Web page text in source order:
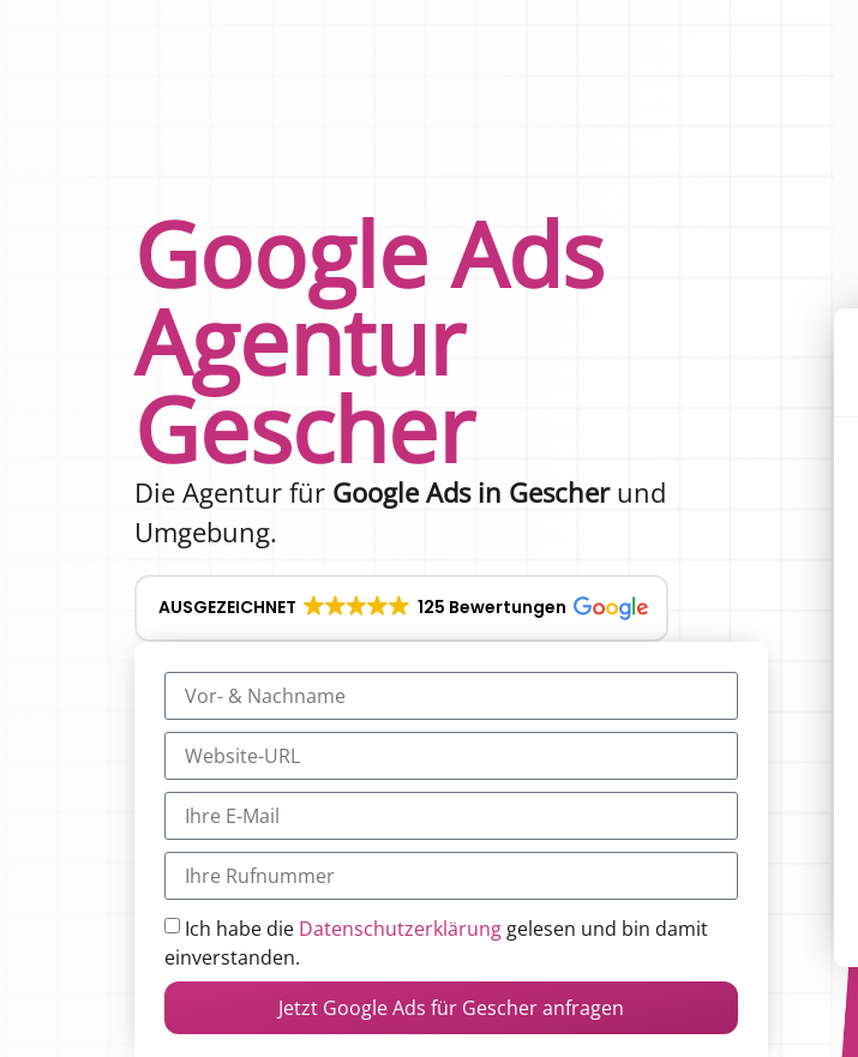
Google Ads
Agentur
Gescher
Die Agentur für Google Ads in Gescherund
Umgebung.
AUSGEZEICHNET 125 Bewertungen
Ich habe die Datenschutzerklärung gelesen und bin damit
einverstanden.
Jetzt Google Ads für Gescher anfragen